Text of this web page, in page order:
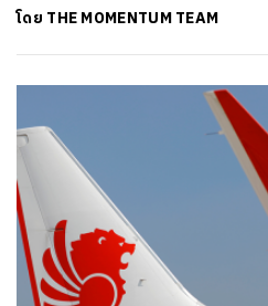
โดย THE MOMENTUM TEAM
SHARE TWEET